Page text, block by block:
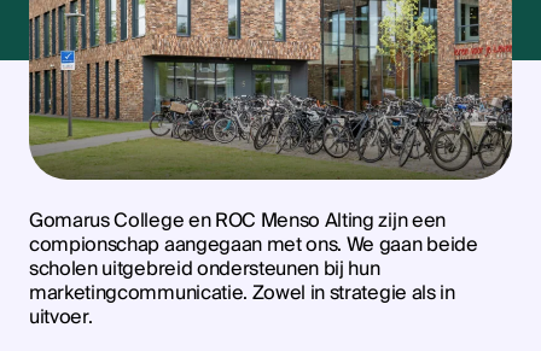
Gomarus College en ROC Menso Alting zijn een
compionschap aangegaan met ons. We gaan beide
scholen uitgebreid ondersteunen bij hun
marketingcommunicatie. Zowel in strategie als in
uitvoer.